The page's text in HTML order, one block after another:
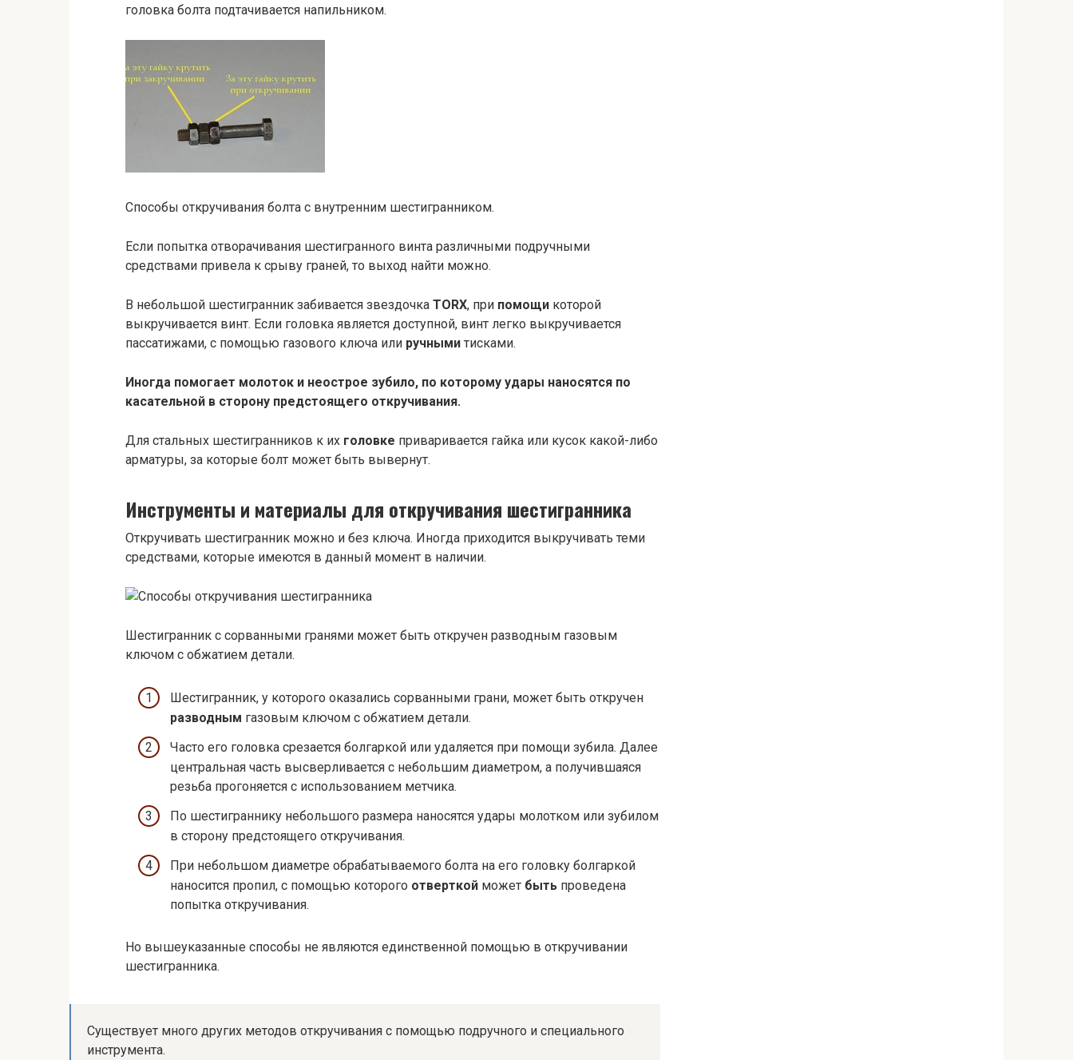
головка болта подтачивается напильником.
Способы откручивания болта с внутренним шестигранником.
Если попытка отворачивания шестигранного винта различными подручными
средствами привела к срыву граней, то выход найти можно.
В небольшой шестигранник забивается звездочка TORX, при помощи которой
выкручивается винт. Если головка является доступной, винт легко выкручивается
пассатижами, с помощью газового ключа или ручными тисками.
Иногда помогает молоток и неострое зубило, по которому удары наносятся по
касательной в сторону предстоящего откручивания.
Для стальных шестигранников к их головке приваривается гайка или кусок какой-либо
арматуры, за которые болт может быть вывернут.
Инструменты и материалы для откручивания шестигранника
Откручивать шестигранник можно и без ключа. Иногда приходится выкручивать теми
средствами, которые имеются в данный момент в наличии.
Шестигранник с сорванными гранями может быть откручен разводным газовым
ключом с обжатием детали.
Шестигранник, у которого оказались сорванными грани, может быть откручен
разводным газовым ключом с обжатием детали.
Часто его головка срезается болгаркой или удаляется при помощи зубила. Далее
центральная часть высверливается с небольшим диаметром, а получившаяся
резьба прогоняется с использованием метчика.
По шестиграннику небольшого размера наносятся удары молотком или зубилом
в сторону предстоящего откручивания.
При небольшом диаметре обрабатываемого болта на его головку болгаркой
наносится пропил, с помощью которого отверткой может быть проведена
попытка откручивания.
Но вышеуказанные способы не являются единственной помощью в откручивании
шестигранника.
Существует много других методов откручивания с помощью подручного и специального
инструмента.